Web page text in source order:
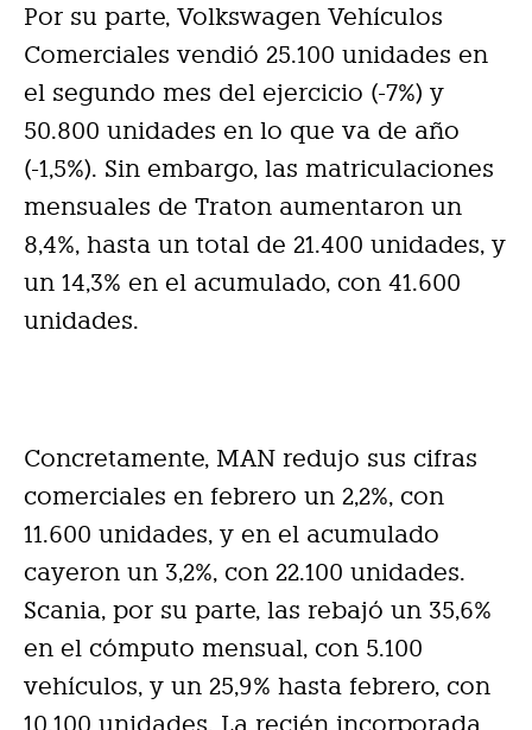
Por su parte, Volkswagen Vehículos
Comerciales vendió 25.100 unidades en
el segundo mes del ejercicio (-7%) y
50.800 unidades en lo que va de año
(-1,5%). Sin embargo, las matriculaciones
mensuales de Traton aumentaron un
8,4%, hasta un total de 21.400 unidades, y
un 14,3% en el acumulado, con 41.600
unidades.
Concretamente, MAN redujo sus cifras
comerciales en febrero un 2,2%, con
11.600 unidades, y en el acumulado
cayeron un 3,2%, con 22.100 unidades.
Scania, por su parte, las rebajó un 35,6%
en el cómputo mensual, con 5.100
vehículos, y un 25,9% hasta febrero, con
10.100 unidades. La recién incorporada